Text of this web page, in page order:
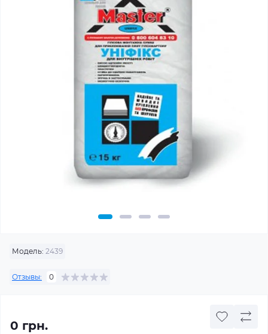
Модель: 2439
Отзывы: 0
0 грн.